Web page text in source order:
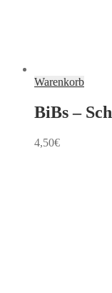
Warenkorb
BiBs –
4,50€